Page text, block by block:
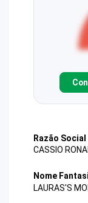
Razão Social
CASSIO
Nome
LAURAS'S